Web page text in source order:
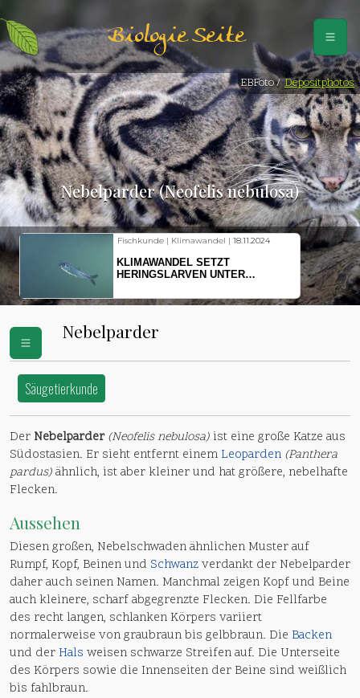
Biologie Seite
Nebelparder (Neofelis nebulosa)
Fischkunde | Klimawandel | 18.11.2024
KLIMAWANDEL SETZT
HERINGSLARVEN UNTER
EBFoto / Depositphotos
Nebelparder
Säugetierkunde
Der Nebelparder (Neofelis nebulosa) ist eine große Katze aus
Südostasien. Er sieht entfernt einem Leoparden (Panthera
pardus)ähnlich, ist aber kleiner und hat größere, nebelhafte
Flecken.
Aussehen
Diesen großen, Nebelschwaden ähnlichen Muster auf
Rumpf, Kopf, Beinen und Schwanzverdankt der Nebelparder
daher auch seinen Namen. Manchmal zeigen Kopf und Beine
auch kleinere, scharf abgegrenzte Flecken. Die Fellfarbe
des recht langen, schlanken Körpers variiert
normalerweise von graubraun bis gelbbraun. Die Backen
und der Hals weisen schwarze Streifen auf. Die Unterseite
des Körpers sowie die Innenseiten der Beine sind weißlich
bis fahlbraun.